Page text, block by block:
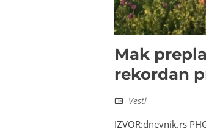
Mak
rekordan
Vesti
IZVOR:dnevnik.rs